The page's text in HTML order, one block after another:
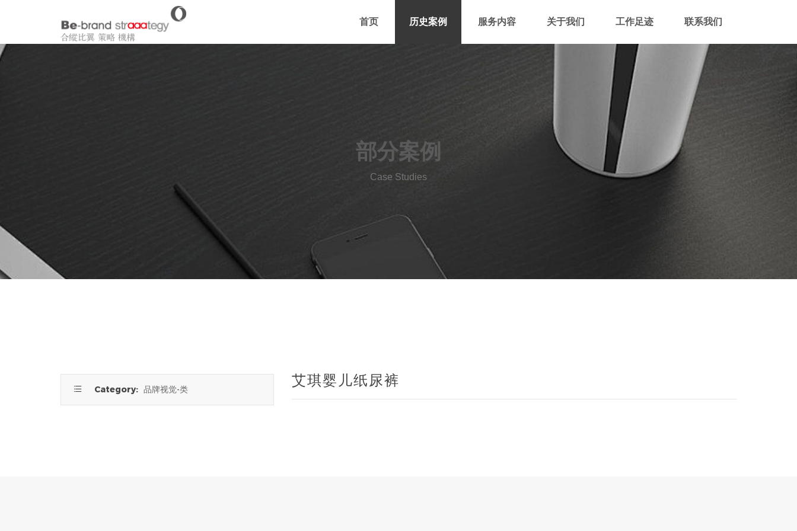
首页 历史案例 服务内容 关于我们 工作足迹 联系我们
部分案例
Case Studies
 Category: 品牌视觉-类
艾琪婴儿纸尿裤